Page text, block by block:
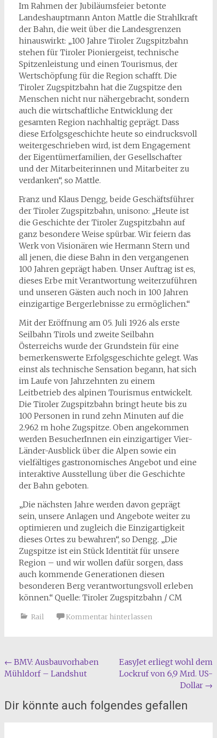
Im Rahmen der Jubiläumsfeier betonte
Landeshauptmann Anton Mattle die Strahlkraft
der Bahn, die weit über die Landesgrenzen
hinauswirkt: „100 Jahre Tiroler Zugspitzbahn
stehen für Tiroler Pioniergeist, technische
Spitzenleistung und einen Tourismus, der
Wertschöpfung für die Region schafft. Die
Tiroler Zugspitzbahn hat die Zugspitze den
Menschen nicht nur nähergebracht, sondern
auch die wirtschaftliche Entwicklung der
gesamten Region nachhaltig geprägt. Dass
diese Erfolgsgeschichte heute so eindrucksvoll
weitergeschrieben wird, ist dem Engagement
der Eigentümerfamilien, der Gesellschafter
und der Mitarbeiterinnen und Mitarbeiter zu
verdanken“, so Mattle.
Franz und Klaus Dengg, beide Geschäftsführer
der Tiroler Zugspitzbahn, unisono: „Heute ist
die Geschichte der Tiroler Zugspitzbahn auf
ganz besondere Weise spürbar. Wir feiern das
Werk von Visionären wie Hermann Stern und
all jenen, die diese Bahn in den vergangenen
100 Jahren geprägt haben. Unser Auftrag ist es,
dieses Erbe mit Verantwortung weiterzuführen
und unseren Gästen auch noch in 100 Jahren
einzigartige Bergerlebnisse zu ermöglichen.“
Mit der Eröffnung am 05. Juli 1926 als erste
Seilbahn Tirols und zweite Seilbahn
Österreichs wurde der Grundstein für eine
bemerkenswerte Erfolgsgeschichte gelegt. Was
einst als technische Sensation begann, hat sich
im Laufe von Jahrzehnten zu einem
Leitbetrieb des alpinen Tourismus entwickelt.
Die Tiroler Zugspitzbahn bringt heute bis zu
100 Personen in rund zehn Minuten auf die
2.962 m hohe Zugspitze. Oben angekommen
werden BesucherInnen ein einzigartiger Vier-
Länder-Ausblick über die Alpen sowie ein
vielfältiges gastronomisches Angebot und eine
interaktive Ausstellung über die Geschichte
der Bahn geboten.
„Die nächsten Jahre werden davon geprägt
sein, unsere Anlagen und Angebote weiter zu
optimieren und zugleich die Einzigartigkeit
dieses Ortes zu bewahren“, so Dengg. „Die
Zugspitze ist ein Stück Identität für unsere
Region – und wir wollen dafür sorgen, dass
auch kommende Generationen diesen
besonderen Berg verantwortungsvoll erleben
können.“ Quelle: Tiroler Zugspitzbahn / CM
Rail Kommentar hinterlassen
Beitragsnavigation
← BMV: Ausbauvorhaben
Mühldorf – Landshut
EasyJet erliegt wohl dem
Lockruf von 6,9 Mrd. US-
Dollar →
Dir könnte auch folgendes gefallen